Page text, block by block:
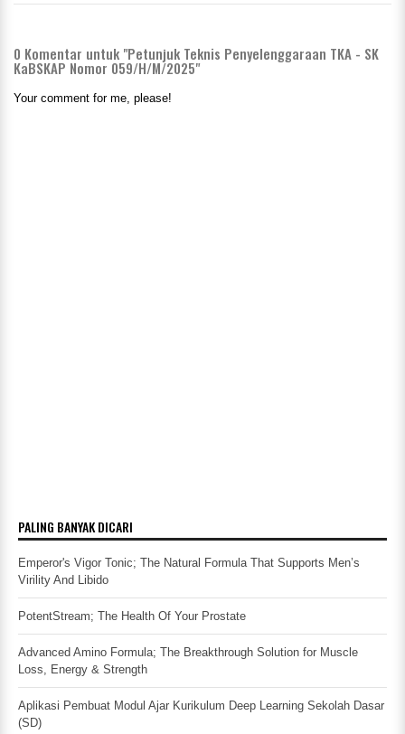
0 Komentar untuk "Petunjuk Teknis Penyelenggaraan TKA - SK
KaBSKAP Nomor 059/H/M/2025"
Your comment for me, please!
PALING BANYAK DICARI
Emperor's Vigor Tonic; The Natural Formula That Supports Men’s
Virility And Libido
PotentStream; The Health Of Your Prostate
Advanced Amino Formula; The Breakthrough Solution for Muscle
Loss, Energy & Strength
Aplikasi Pembuat Modul Ajar Kurikulum Deep Learning Sekolah Dasar
(SD)